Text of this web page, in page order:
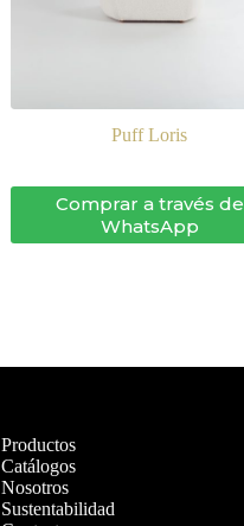
Puff Loris
Comprar a través de
WhatsApp
Productos
Catálogos
Nosotros
Sustentabilidad